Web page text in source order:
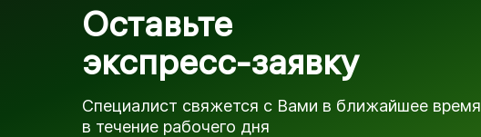
Оставьте
экспресс-заявку
Специалист свяжется с Вами в ближайшее время
в течение рабочего дня